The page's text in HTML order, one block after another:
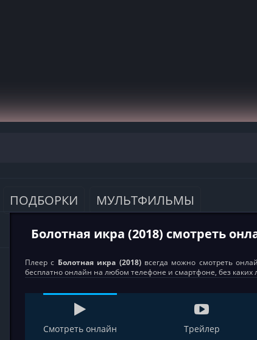
ПОДБОРКИ МУЛЬТФИЛЬМЫ
Болотная икра (2018) смотреть
Плеер с Болотная икра (2018)всегда можно смотреть
бесплатно онлайн на любом телефоне и смартфоне, без каких
Смотреть онлайн Трейлер